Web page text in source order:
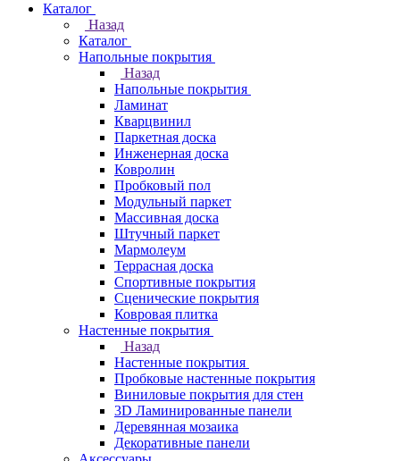
Каталог
Назад
Каталог
Напольные покрытия
Назад
Напольные покрытия
Ламинат
Кварцвинил
Паркетная доска
Инженерная доска
Ковролин
Пробковый пол
Модульный паркет
Массивная доска
Штучный паркет
Мармолеум
Террасная доска
Спортивные покрытия
Сценические покрытия
Ковровая плитка
Настенные покрытия
Назад
Настенные покрытия
Пробковые настенные покрытия
Виниловые покрытия для стен
3D Ламинированные панели
Деревянная мозаика
Декоративные панели